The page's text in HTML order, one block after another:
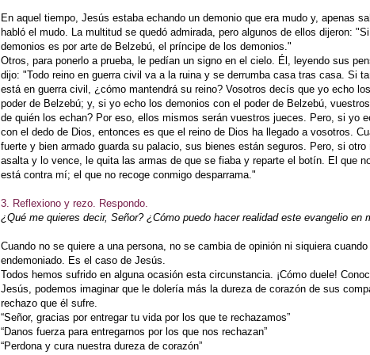
En aquel tiempo, Jesús estaba echando un demonio que era mudo y, apenas
habló el mudo. La multitud se quedó admirada, pero algunos de ellos dijeron:
demonios es por arte de Belzebú, el príncipe de los demonios."
Otros, para ponerlo a prueba, le pedían un signo en el cielo. Él, leyendo sus
dijo: "Todo reino en guerra civil va a la ruina y se derrumba casa tras casa. Si
está en guerra civil, ¿cómo mantendrá su reino? Vosotros decís que yo echo
poder de Belzebú; y, si yo echo los demonios con el poder de Belzebú,
de quién los echan? Por eso, ellos mismos serán vuestros jueces. Pero, si yo
con el dedo de Dios, entonces es que el reino de Dios ha llegado a vosotros.
fuerte y bien armado guarda su palacio, sus bienes están seguros. Pero, si otro
asalta y lo vence, le quita las armas de que se fiaba y reparte el botín. El que
está contra mí; el que no recoge conmigo desparrama."
3. Reflexiono y rezo. Respondo.
¿Qué me quieres decir, Señor? ¿Cómo puedo hacer realidad este evangelio en
Cuando no se quiere a una persona, no se cambia de opinión ni siquiera
endemoniado. Es el caso de Jesús.
Todos hemos sufrido en alguna ocasión esta circunstancia. ¡Cómo duele!
Jesús, podemos imaginar que le dolería más la dureza de corazón de sus
rechazo que él sufre.
“Señor, gracias por entregar tu vida por los que te rechazamos”
“Danos fuerza para entregarnos por los que nos rechazan”
“Perdona y cura nuestra dureza de corazón”